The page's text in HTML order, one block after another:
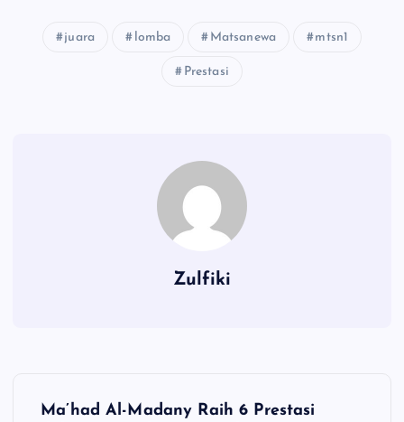
juara lomba Matsanewa mtsn1
Prestasi
Zulfiki
NMa’had Al-Madany Raih 6 Prestasi